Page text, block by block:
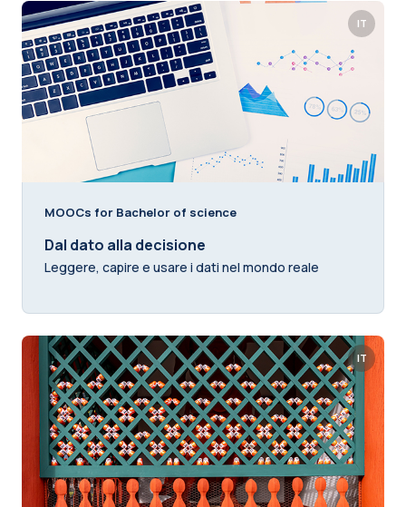
IT
MOOCs for Bachelor of science
Dal dato alla decisione
Leggere, capire e usare i dati nel mondo reale
IT